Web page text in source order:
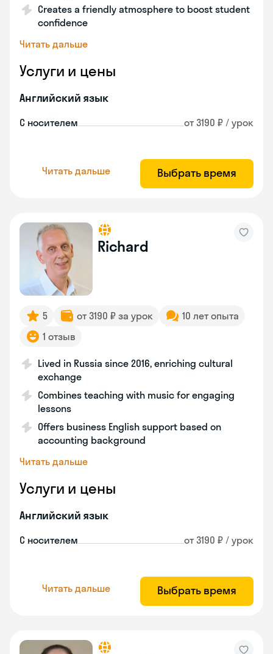
Creates a friendly atmosphere to boost student
confidence
Читать дальше
Услуги и цены
Английский язык
С носителем от 3190 ₽ / урок
Читать дальше Выбрать время
Richard
5 от 3190 ₽ за урок
10 лет опыта
1 отзыв
Lived in Russia since 2016, enriching cultural
exchange
Combines teaching with music for engaging
lessons
Offers business English support based on
accounting background
Читать дальше
Услуги и цены
Английский язык
С носителем от 3190 ₽ / урок
Читать дальше Выбрать время